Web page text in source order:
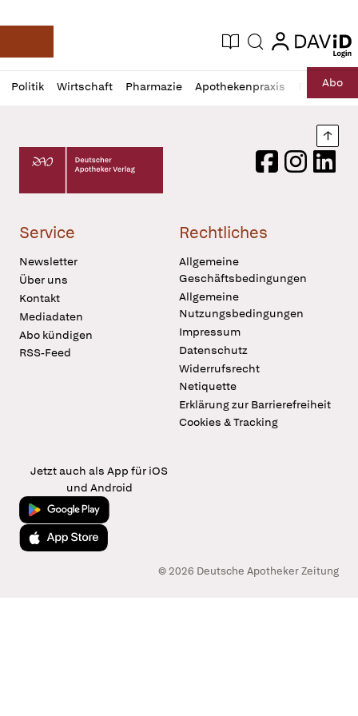
Deutsche Apotheker Zeitung
Aktuelle Ausgabe
Suche login
login
Politik Wirtschaft Pharmazie Apothekenpraxis RechtAbo
Profil
öffnen
Daz
Pur
Deutscher Apotheker Verlag Logo
FacebookInstagram
Service
Newsletter
Über uns
Kontakt
Mediadaten
Abo kündigen
RSS-Feed
Rechtliches
Allgemeine
Geschäftsbedingungen
Allgemeine
Nutzungsbedingungen
Impressum
Datenschutz
Widerrufsrecht
Netiquette
Erklärung zur Barrierefreiheit
Cookies & Tracking
Jetzt auch als App für iOS
und Android
Jetzt bei Google Play
Laden im App Store
© 2026 Deutsche Apotheker Zeitung